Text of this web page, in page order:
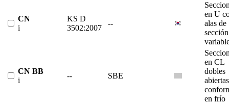
CN
i
KS D
3502:2007
--
en U
alas de
sección
CN BB
i
-- SBE
en CL
dobles
abiertas
en frío